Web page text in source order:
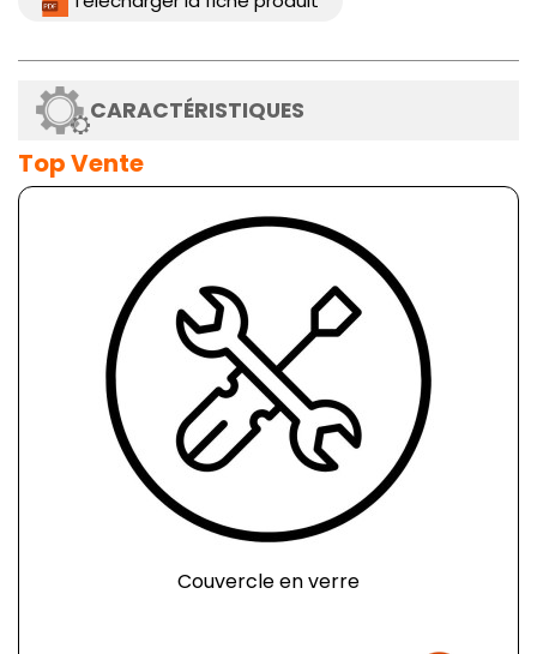
CARACTÉRISTIQUES
Top Vente
Couvercle en verre